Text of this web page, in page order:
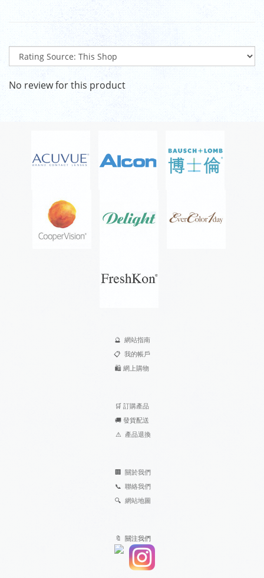
No review for this product
🔮 網站指南
📋 我的帳戶
🛍️ 網上購物
🛒 訂購產品
🚚 發貨配送
⚠ 產品退換
🏢 關於我們
📞 聯絡我們
🔍 網站地圖
🔖 關注我們